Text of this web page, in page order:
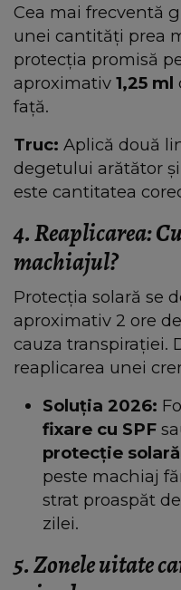
Cea mai frecventă
unei cantități prea
protecția promisă
aproximativ 1,25 ml
față.
Truc: Aplică două
degetului arătător
este cantitatea
4. Reaplicarea:
machiajul?
Protecția solară se
aproximativ 2 ore
cauza transpirației.
reaplicarea unei
Soluția 2026:
fixare cu SPF
protecție solară
peste machiaj
strat proaspăt
zilei.
5. Zonele uitate